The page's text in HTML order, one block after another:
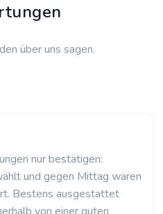
über uns sagen.
nur bestätigen:
und gegen Mittag waren
Bestens ausgestattet